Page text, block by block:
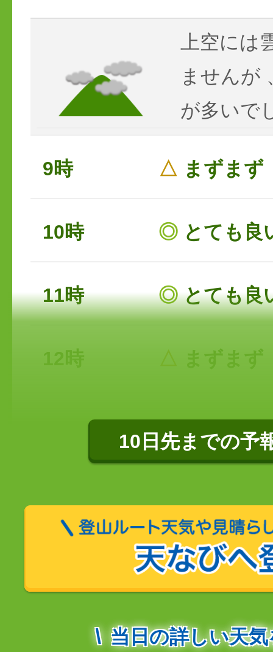
上空には
ませんが
が多いで
9時 △ まずまず
10時 ◎ とても良
11時 ◎とても良
12時 △ まずまず
10日先までの予
当日の詳しい天